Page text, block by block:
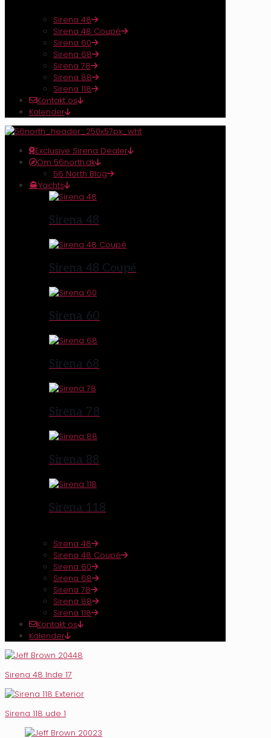
Sirena 48
Sirena 48 Coupé
Sirena 60
Sirena 68
Sirena 78
Sirena 88
Sirena 118
Kontakt os
Kalender
Exclusive Sirena Dealer
Om 56north.dk
56 North Blog
Yachts
Sirena 48
Sirena 48 Coupé
Sirena 60
Sirena 68
Sirena 78
Sirena 88
Sirena 118
Sirena 48
Sirena 48 Coupé
Sirena 60
Sirena 68
Sirena 78
Sirena 88
Sirena 118
Kontakt os
Kalender
Sirena 48 Inde 17
Sirena 118 ude 1